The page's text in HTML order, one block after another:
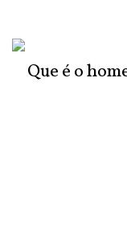
Que é o